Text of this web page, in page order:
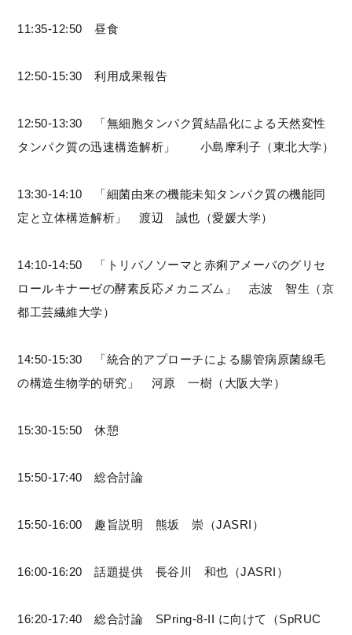
11:35-12:50 昼食
12:50-15:30 利用成果報告
12:50-13:30 「無細胞タンパク質結晶化による天然変性
タンパク質の迅速構造解析」 小島摩利子（東北大学）
13:30-14:10 「細菌由来の機能未知タンパク質の機能同
定と立体構造解析」 渡辺 誠也（愛媛大学）
14:10-14:50 「トリパノソーマと赤痢アメーバのグリセ
ロールキナーゼの酵素反応メカニズム」 志波 智生（京
都工芸繊維大学）
14:50-15:30 「統合的アプローチによる腸管病原菌線毛
の構造生物学的研究」 河原 一樹（大阪大学）
15:30-15:50 休憩
15:50-17:40 総合討論
15:50-16:00 趣旨説明 熊坂 崇（JASRI）
16:00-16:20 話題提供 長谷川 和也（JASRI）
16:20-17:40 総合討論 SPring-8-II に向けて（SpRUC